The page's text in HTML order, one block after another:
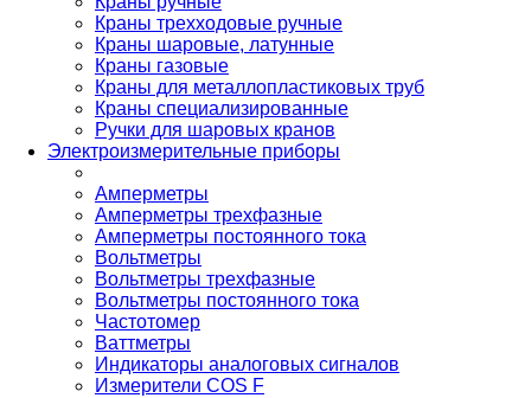
Краны трехходовые ручные
Краны шаровые, латунные
Краны газовые
Краны для металлопластиковых труб
Краны специализированные
Ручки для шаровых кранов
Электроизмерительные приборы
Амперметры
Амперметры трехфазные
Амперметры постоянного тока
Вольтметры
Вольтметры трехфазные
Вольтметры постоянного тока
Частотомер
Ваттметры
Индикаторы аналоговых сигналов
Измерители COS F